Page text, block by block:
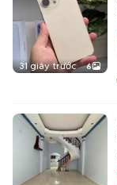
31 giây trước 6